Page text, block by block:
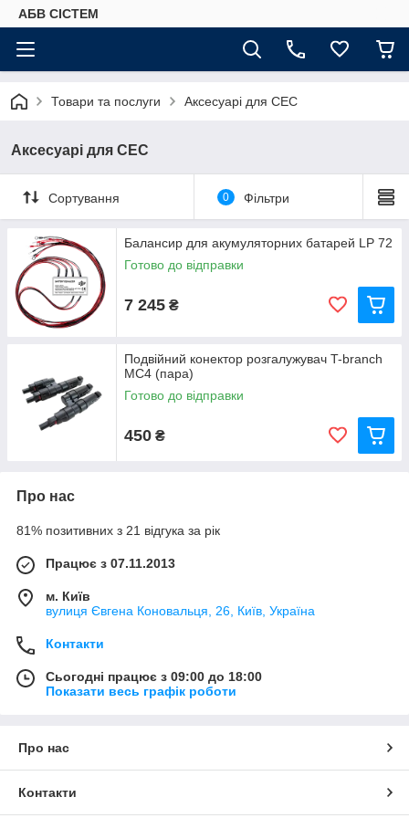
АБВ СІСТЕМ
Товари та послуги Аксесуарі для СЕС
Аксесуарі для СЕС
Сортування 0 Фільтри
Балансир для акумуляторних батарей LP 72
Готово до відправки
7 245 ₴
Подвійний конектор розгалужувач T-branch
MC4 (пара)
Готово до відправки
450 ₴
Про нас
81% позитивних з 21 відгука за рік
Працює з 07.11.2013
м. Київ
вулиця Євгена Коновальця, 26, Київ, Україна
Контакти
Сьогодні працює з 09:00 до 18:00
Показати весь графік роботи
Про нас
Контакти